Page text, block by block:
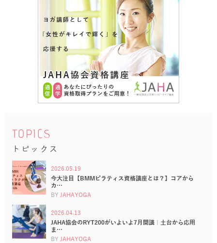
TOPICS
トピックス
2026.05.19
今大注目【BMMピラティス資格講座とは？】コアから
カ…
BY JAHAYOGA
2026.04.13
JAHA協会のRYT200がいよいよ7月開講｜土台から応用
ま…
BY JAHAYOGA